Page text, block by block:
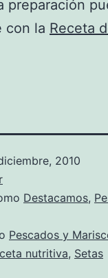
preparación
con la Receta
2010
Destacamos,
Pescados y
nutritiva, Setas